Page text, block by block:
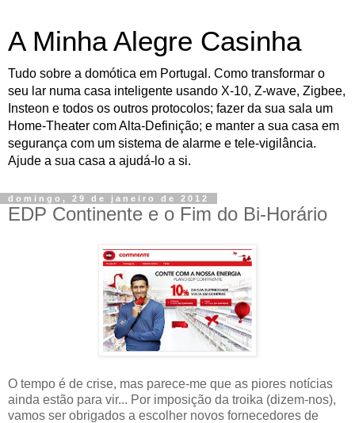
A Minha Alegre Casinha
Tudo sobre a domótica em Portugal. Como transformar o
seu lar numa casa inteligente usando X-10, Z-wave, Zigbee,
Insteon e todos os outros protocolos; fazer da sua sala um
Home-Theater com Alta-Definição; e manter a sua casa em
segurança com um sistema de alarme e tele-vigilância.
Ajude a sua casa a ajudá-lo a si.
domingo, 29 de janeiro de 2012
EDP Continente e o Fim do Bi-Horário
O tempo é de crise, mas parece-me que as piores notícias
ainda estão para vir... Por imposição da troika (dizem-nos),
vamos ser obrigados a escolher novos fornecedores de